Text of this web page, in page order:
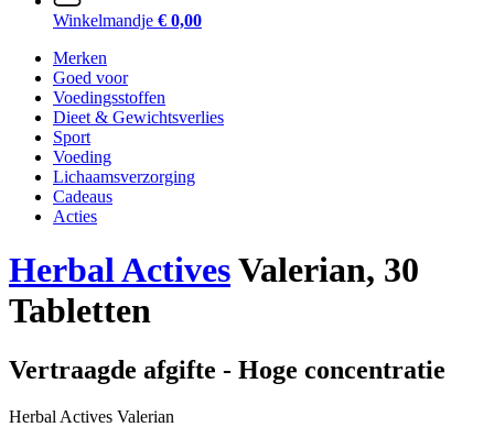
Winkelmandje € 0,00
Merken
Goed voor
Voedingsstoffen
Dieet & Gewichtsverlies
Sport
Voeding
Lichaamsverzorging
Cadeaus
Acties
Herbal ActivesValerian, 30
Tabletten
Vertraagde afgifte - Hoge concentratie
Herbal Actives Valerian